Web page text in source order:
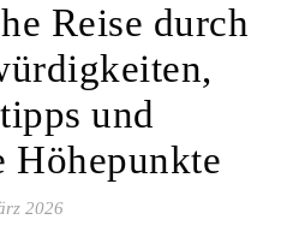
Reise durch
und
Höhepunkte
2026